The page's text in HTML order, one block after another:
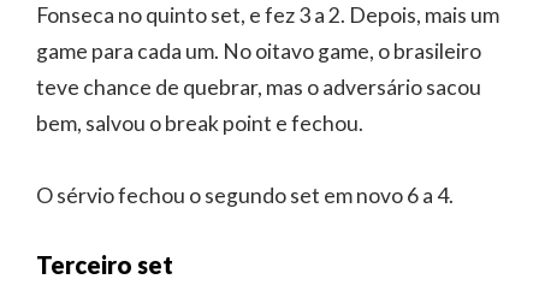
Fonseca no quinto set, e fez 3 a 2. Depois, mais um
game para cada um. No oitavo game, o brasileiro
teve chance de quebrar, mas o adversário sacou
bem, salvou o break point e fechou.
O sérvio fechou o segundo set em novo 6 a 4.
Terceiro set